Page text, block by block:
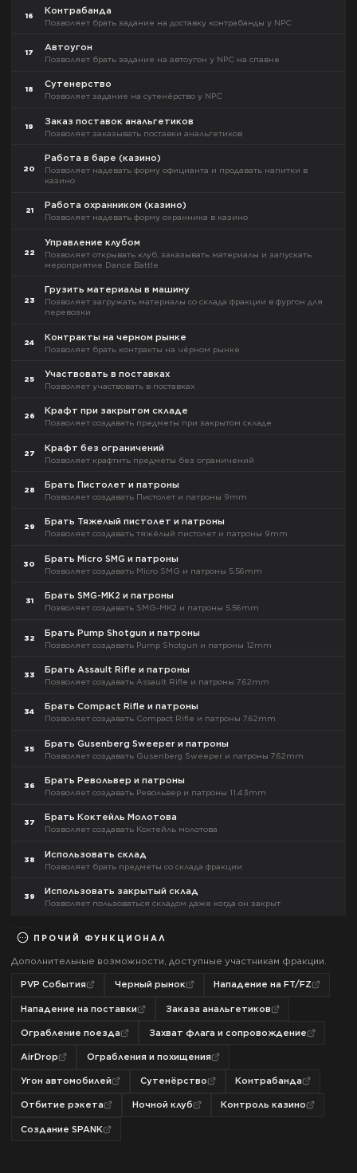
16 Контрабанда
Позволяет брать задание на доставку контрабанды у NPC
17 Автоугон
Позволяет брать задание на автоугон у NPC на спавне
18 Сутенерство
Позволяет задание на сутенёрство у NPC
19 Заказ поставок анальгетиков
Позволяет заказывать поставки анальгетиков
20
Работа в баре (казино)
Позволяет надевать форму официанта и продавать напитки в
казино
21 Работа охранником (казино)
Позволяет надевать форму охранника в казино
22
Управление клубом
Позволяет открывать клуб, заказывать материалы и запускать
мероприятие Dance Battle
23
Грузить материалы в машину
Позволяет загружать материалы со склада фракции в фургон для
перевозки
24 Контракты на черном рынке
Позволяет брать контракты на чёрном рынке
25 Участвовать в поставках
Позволяет участвовать в поставках
26 Крафт при закрытом складе
Позволяет создавать предметы при закрытом складе
27 Крафт без ограничений
Позволяет крафтить предметы без ограничений
28 Брать Пистолет и патроны
Позволяет создавать Пистолет и патроны 9mm
29 Брать Тяжелый пистолет и патроны
Позволяет создавать тяжёлый пистолет и патроны 9mm
30 Брать Micro SMG и патроны
Позволяет создавать Micro SMG и патроны 5.56mm
31 Брать SMG-MK2 и патроны
Позволяет создавать SMG-MK2 и патроны 5.56mm
32 Брать Pump Shotgun и патроны
Позволяет создавать Pump Shotgun и патроны 12mm
33 Брать Assault Rifle и патроны
Позволяет создавать Assault Rifle и патроны 7.62mm
34 Брать Compact Rifle и патроны
Позволяет создавать Compact Rifle и патроны 7.62mm
35 Брать Gusenberg Sweeper и патроны
Позволяет создавать Gusenberg Sweeper и патроны 7.62mm
36 Брать Револьвер и патроны
Позволяет создавать Револьвер и патроны 11.43mm
37 Брать Коктейль Молотова
Позволяет создавать Коктейль молотова
38 Использовать склад
Позволяет брать предметы со склада фракции
39 Использовать закрытый склад
Позволяет пользоваться складом даже когда он закрыт
ПРОЧИЙ ФУНКЦИОНАЛ
Дополнительные возможности, доступные участникам фракции.
PVP События Черный рынок Нападение на FT/FZ
Нападение на поставки Заказа анальгетиков
Ограбление поезда Захват флага и сопровождение
AirDrop Ограбления и похищения
Угон автомобилей Сутенёрство Контрабанда
Отбитие рэкета Ночной клуб Контроль казино
Создание SPANK